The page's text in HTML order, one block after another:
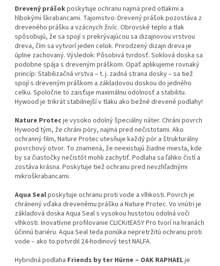
Drevený prášokposkytuje ochranu najmä pred otlakmi a
hlbokými škrabancami. Tajomstvo: Drevený prášok pozostáva z
dreveného prášku a vzácnych živíc. Obrovské teplo a tlak
spôsobujú, že sa spojí s prekrývajúcou sa dizajnovou vrstvou
dreva, čím sa vytvorí jeden celok. Prirodzený dizajn dreva je
úplne zachovaný. Výsledok: Pôsobivá tvrdosť. Soklová doska sa
podobne spája s dreveným práškom. Opäť aplikujeme rovnaký
princíp: Stabilizačná vrstva – t. j. zadná strana dosky – sa tiež
spojí s dreveným práškom a základovou doskou do jedného
celku. Spoločne to zaisťuje maximálnu odolnosť a stabilitu.
Hywood je trikrát stabilnejší v tlaku ako bežné drevené podlahy!
Nature Protecje vysoko odolný špeciálny náter. Chráni povrch
Hywood tým, že chráni póry, najmä pred nečistotami. Ako
ochranný film, Nature Protec utesňuje každý pór a štrukturálny
povrchový otvor. To znamená, že neexistujú žiadne miesta, kde
by sa čiastočky nečistôt mohli zachytiť. Podlaha sa ľahko čistí a
zostáva krásna. Poskytuje tiež ochranu pred nevzhľadnými
mikroškrabancami.
Aqua Sealposkytuje ochranu proti vode a vlhkosti. Povrch je
chránený vďaka drevenému prášku a Nature Protec. Vo vnútri je
základová doska Aqua Seal s vysokou hustotou odolná voči
vlhkosti. Inovatívne profilovanie CLICKitEASY Pro tvorí na hranách
účinnú bariéru. Aqua Seal teda ponúka nepretržitú ochranu proti
vode – ako to potvrdil 24-hodinový test NALFA.
Hybridná podlaha Friends by ter Hürne – OAK RAPHAELje